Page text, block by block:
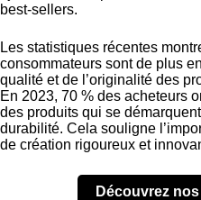
best-sellers.
Les statistiques récentes
consommateurs sont de plus
qualité et de l’originalité des
En 2023, 70 % des acheteurs
des produits qui se
durabilité. Cela souligne
de création rigoureux et
Découvrez